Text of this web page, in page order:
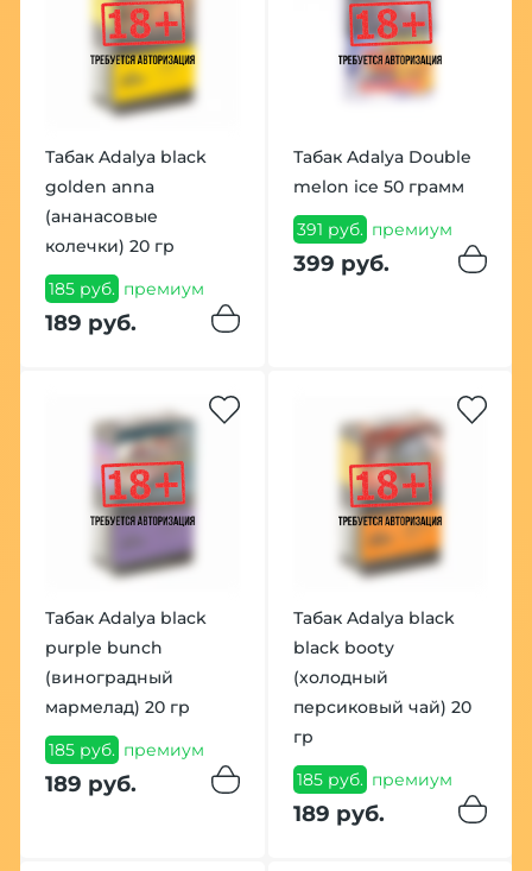
Табак Adalya black
golden anna
(aнанасовые
колечки) 20 гр
185 руб. премиум
189 руб.
Табак Adalya Double
melon ice 50 грамм
391 руб. премиум
399 руб.
Табак Adalya black
purple bunch
(виноградный
мармелад) 20 гр
185 руб. премиум
189 руб.
Табак Adalya black
black booty
(холодный
персиковый чай) 20
гр
185 руб. премиум
189 руб.